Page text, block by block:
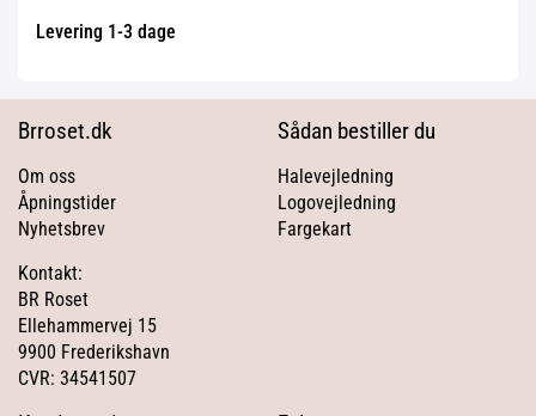
Levering 1-3 dage
Brroset.dk
Om oss
Åpningstider
Nyhetsbrev
Kontakt:
BR Roset
Ellehammervej 15
9900 Frederikshavn
CVR: 34541507
Sådan bestiller du
Halevejledning
Logovejledning
Fargekart